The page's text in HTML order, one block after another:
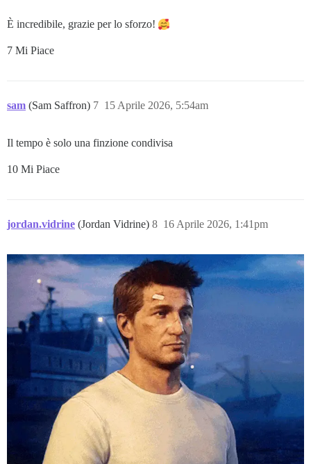
È incredibile, grazie per lo sforzo!
7 Mi Piace
sam (Sam Saffron) 15 Aprile 2026, 5:54am
7
Il tempo è solo una finzione condivisa
10 Mi Piace
jordan.vidrine (Jordan Vidrine) 16 Aprile 2026, 1:41pm
8